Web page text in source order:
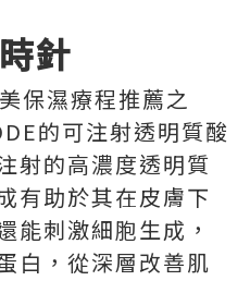
針
保濕療程推薦之
的可注射透明質酸
射的高濃度透明質
有助於其在皮膚下
能刺激細胞生成，
白，從深層改善肌